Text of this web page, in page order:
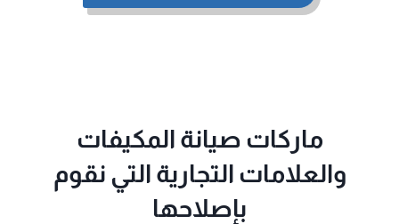
ماركات صيانة المكيفات
والعلامات التجارية التي نقوم
بإصلاحها